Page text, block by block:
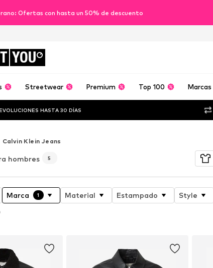
Ofertas con hasta un 50% de descuento
YOU
Streetwear Premium Top 100 Marcas
HASTA 30 DÍAS
Calvin Klein Jeans
hombres 5
Marca 1 Material Estampado Style